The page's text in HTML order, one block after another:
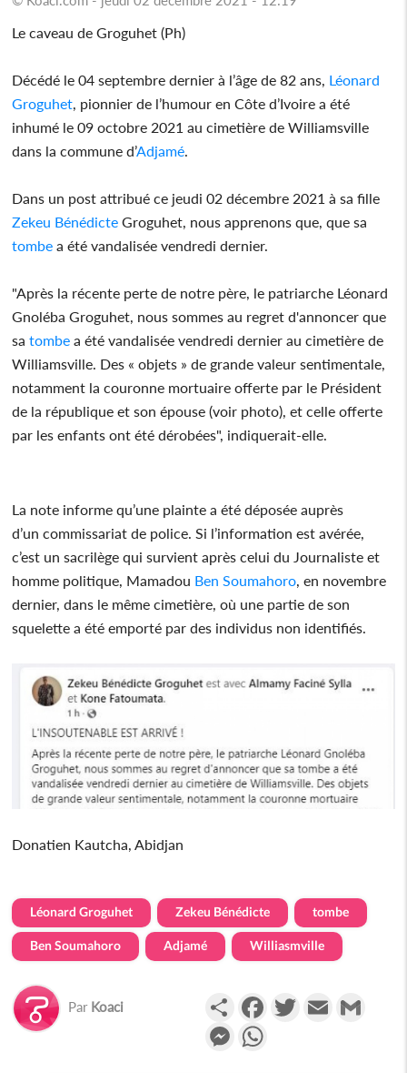
Le caveau de Groguhet (Ph)
Décédé le 04 septembre dernier à l’âge de 82 ans, Léonard
Groguhet , pionnier de l’humour en Côte d’Ivoire a été
inhumé le 09 octobre 2021 au cimetière de Williamsville
dans la commune d’Adjamé
Dans un post attribué ce jeudi 02 décembre 2021 à sa fille
Zekeu Bénédicte Groguhet, nous apprenons que, que sa
tombe a été vandalisée vendredi dernier.
"Après la récente perte de notre père, le patriarche Léonard
Gnoléba Groguhet, nous sommes au regret d'annoncer que
satombe a été vandalisée vendredi dernier au cimetière de
Williamsville. Des « objets » de grande valeur sentimentale,
notamment la couronne mortuaire offerte par le Président
de la république et son épouse (voir photo), et celle offerte
par les enfants ont été dérobées", indiquerait-elle.
La note informe qu’une plainte a été déposée auprès
d’un commissariat de police. Si l’information est avérée,
c’est un sacrilège qui survient après celui du Journaliste et
homme politique, Mamadou Ben Soumahoro , en novembre
dernier, dans le même cimetière, où une partie de son
squelette a été emporté par des individus non identifiés.
Donatien Kautcha, Abidjan
Léonard Groguhet Zekeu Bénédicte tombe
Ben Soumahoro Adjamé Williasmville
Par Koaci PartagerFacebookTwitterEmail
Messenger